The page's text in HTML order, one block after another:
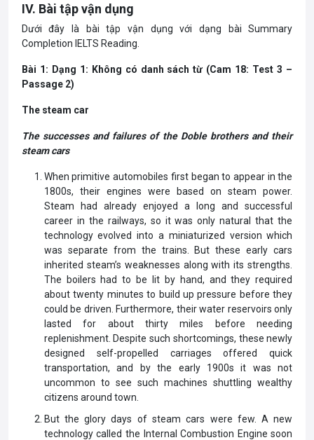
IV. Bài tập vận dụng
Dưới đây là bài tập vận dụng với dạng bài Summary
Completion IELTS Reading.
Bài 1: Dạng 1: Không có danh sách từ (Cam 18: Test 3 –
Passage 2)
The steam car
The successes and failures of the Doble brothers and their
steam cars
When primitive automobiles first began to appear in the
1800s, their engines were based on steam power.
Steam had already enjoyed a long and successful
career in the railways, so it was only natural that the
technology evolved into a miniaturized version which
was separate from the trains. But these early cars
inherited steam’s weaknesses along with its strengths.
The boilers had to be lit by hand, and they required
about twenty minutes to build up pressure before they
could be driven. Furthermore, their water reservoirs only
lasted for about thirty miles before needing
replenishment. Despite such shortcomings, these newly
designed self-propelled carriages offered quick
transportation, and by the early 1900s it was not
uncommon to see such machines shuttling wealthy
citizens around town.
But the glory days of steam cars were few. A new
technology called the Internal Combustion Engine soon